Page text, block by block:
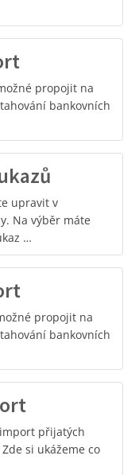
propojit na
bankovních
upravit v
Na výběr máte
…
propojit na
bankovních
přijatých
si ukážeme co